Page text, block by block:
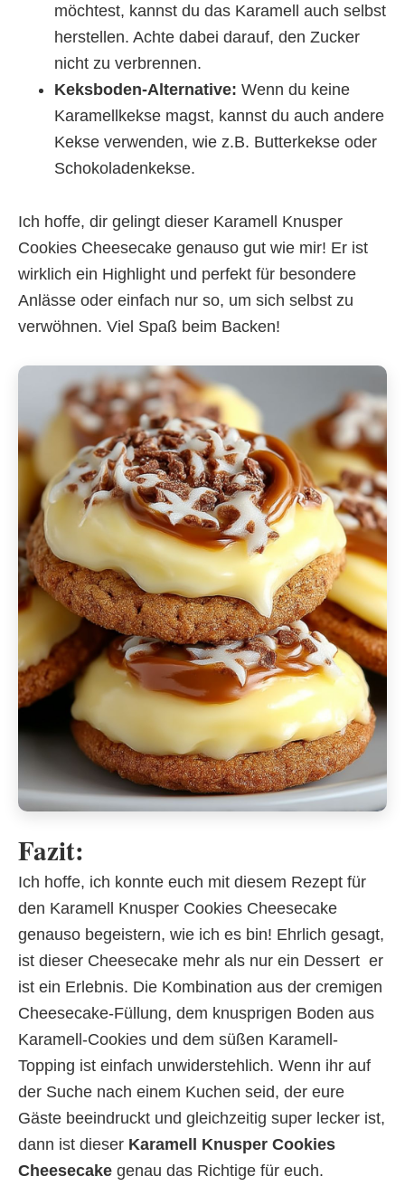
möchtest, kannst du das Karamell auch selbst
herstellen. Achte dabei darauf, den Zucker
nicht zu verbrennen.
Keksboden-Alternative: Wenn du keine
Karamellkekse magst, kannst du auch andere
Kekse verwenden, wie z.B. Butterkekse oder
Schokoladenkekse.
Ich hoffe, dir gelingt dieser Karamell Knusper
Cookies Cheesecake genauso gut wie mir! Er ist
wirklich ein Highlight und perfekt für besondere
Anlässe oder einfach nur so, um sich selbst zu
verwöhnen. Viel Spaß beim Backen!
Fazit:
Ich hoffe, ich konnte euch mit diesem Rezept für
den Karamell Knusper Cookies Cheesecake
genauso begeistern, wie ich es bin! Ehrlich gesagt,
ist dieser Cheesecake mehr als nur ein Dessert  er
ist ein Erlebnis. Die Kombination aus der cremigen
Cheesecake-Füllung, dem knusprigen Boden aus
Karamell-Cookies und dem süßen Karamell-
Topping ist einfach unwiderstehlich. Wenn ihr auf
der Suche nach einem Kuchen seid, der eure
Gäste beeindruckt und gleichzeitig super lecker ist,
dann ist dieser Karamell Knusper Cookies
Cheesecake genau das Richtige für euch.